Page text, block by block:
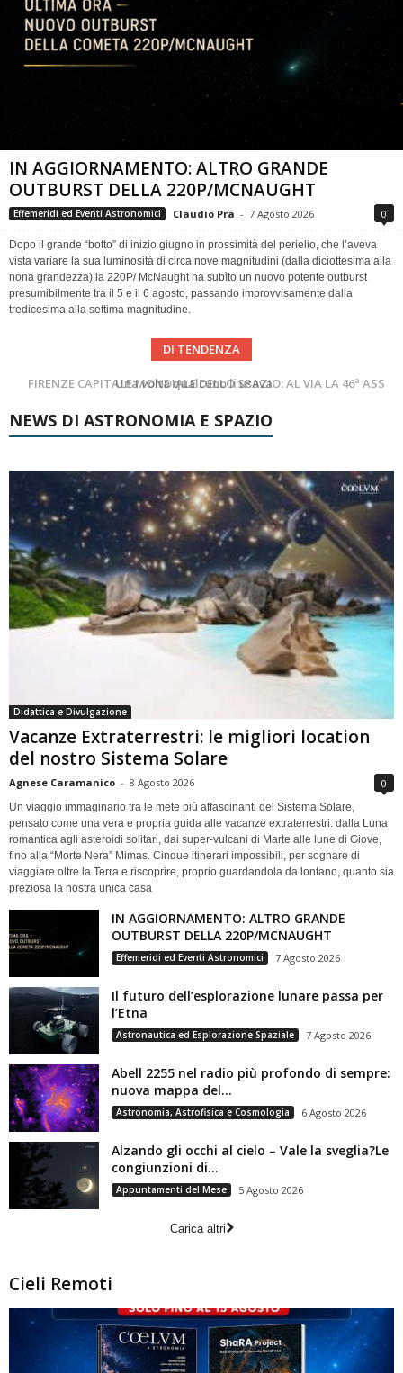
IN AGGIORNAMENTO: ALTRO GRANDE
OUTBURST DELLA 220P/MCNAUGHT
Effemeridi ed Eventi Astronomici Claudio Pra - 7 Agosto 2026 0
Dopo il grande “botto” di inizio giugno in prossimità del perielio, che l’aveva
vista variare la sua luminosità di circa nove magnitudini (dalla diciottesima alla
nona grandezza) la 220P/ McNaught ha subìto un nuovo potente outburst
presumibilmente tra il 5 e il 6 agosto, passando improvvisamente dalla
tredicesima alla settima magnitudine.
DI TENDENZA
FIRENZE CAPITALE MONDIALE DELLO SPAZIO: AL VIA LA 46ª ASSEMBLEA SCIENTIFICA DEL COSPAR
Cielo del Mese di Agosto 2026
NEWS DI ASTRONOMIA E SPAZIO
Didattica e Divulgazione
Vacanze Extraterrestri: le migliori location
del nostro Sistema Solare
Agnese Caramanico - 8 Agosto 2026 0
Un viaggio immaginario tra le mete più affascinanti del Sistema Solare,
pensato come una vera e propria guida alle vacanze extraterrestri: dalla Luna
romantica agli asteroidi solitari, dai super-vulcani di Marte alle lune di Giove,
fino alla “Morte Nera” Mimas. Cinque itinerari impossibili, per sognare di
viaggiare oltre la Terra e riscoprire, proprio guardandola da lontano, quanto sia
preziosa la nostra unica casa
IN AGGIORNAMENTO: ALTRO GRANDE
OUTBURST DELLA 220P/MCNAUGHT
Effemeridi ed Eventi Astronomici 7 Agosto 2026
Il futuro dell’esplorazione lunare passa per
l’Etna
Astronautica ed Esplorazione Spaziale 7 Agosto 2026
Abell 2255 nel radio più profondo di sempre:
nuova mappa del...
Astronomia, Astrofisica e Cosmologia 6 Agosto 2026
Alzando gli occhi al cielo – Vale la sveglia?Le
congiunzioni di...
Appuntamenti del Mese 5 Agosto 2026
Carica altri
Cieli Remoti